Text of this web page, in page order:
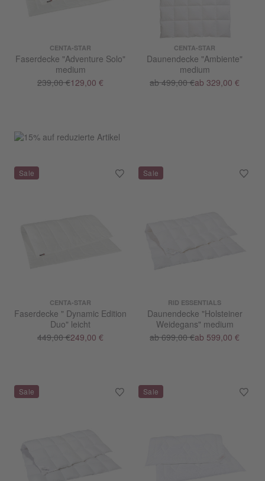
CENTA-STAR
Faserdecke "Adventure Solo"
medium
239,00 €129,00 €
CENTA-STAR
Daunendecke "Ambiente"
medium
ab 499,00 €ab 329,00 €
CENTA-STAR
Faserdecke " Dynamic Edition
Duo" leicht
449,00 €249,00 €
RID ESSENTIALS
Daunendecke "Holsteiner
Weidegans" medium
ab 699,00 €ab 599,00 €